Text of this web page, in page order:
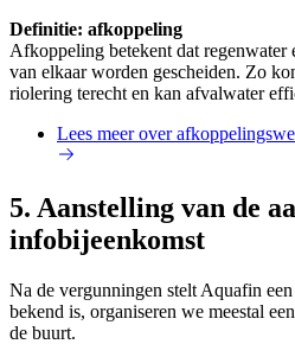
Definitie: afkoppeling
Afkoppeling betekent dat regenwater
van elkaar worden gescheiden. Zo
riolering terecht en kan afvalwater
Lees meer over
5. Aanstelling van de
infobijeenkomst
Na de vergunningen stelt Aquafin
bekend is, organiseren we meestal
de buurt.